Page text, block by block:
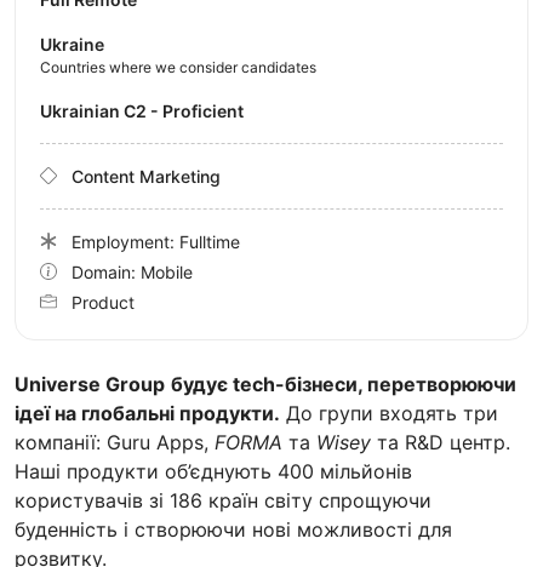
Universe Group будує tech-бізнеси, перетворюючи
ідеї на глобальні продукти. До групи входять три
компанії: Guru Apps, FORMA та Wisey та R&D центр.
Наші продукти об’єднують 400 мільйонів
користувачів зі 186 країн світу спрощуючи
буденність і створюючи нові можливості для
розвитку.
Ukraine
Countries where we consider candidates
Ukrainian C2 - Proficient
Content Marketing
Employment: Fulltime
Domain: Mobile
Product